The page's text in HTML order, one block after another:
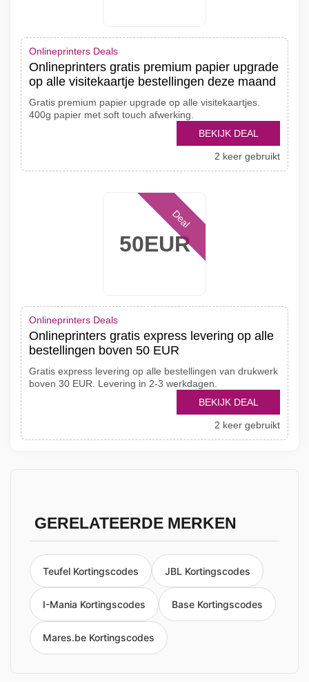
Onlineprinters Deals
Onlineprinters gratis premium papier upgrade
op alle visitekaartje bestellingen deze maand
Gratis premium papier upgrade op alle visitekaartjes.
400g papier met soft touch afwerking.
BEKIJK DEAL
2 keer gebruikt
50EUR
Deal
Onlineprinters Deals
Onlineprinters gratis express levering op alle
bestellingen boven 50 EUR
Gratis express levering op alle bestellingen van drukwerk
boven 30 EUR. Levering in 2-3 werkdagen.
BEKIJK DEAL
2 keer gebruikt
GERELATEERDE MERKEN
Teufel Kortingscodes JBL Kortingscodes
I-Mania Kortingscodes Base Kortingscodes
Mares.be Kortingscodes